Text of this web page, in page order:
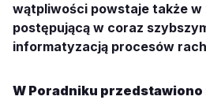
wątpliwości powstaje także w
postępującą w coraz
informatyzacją procesów
W Poradniku